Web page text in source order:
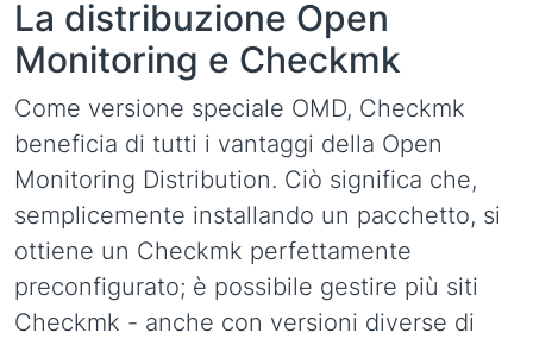
La distribuzione Open
Monitoring e Checkmk
Come versione speciale OMD, Checkmk
beneficia di tutti i vantaggi della Open
Monitoring Distribution. Ciò significa che,
semplicemente installando un pacchetto, si
ottiene un Checkmk perfettamente
preconfigurato; è possibile gestire più siti
Checkmk - anche con versioni diverse di